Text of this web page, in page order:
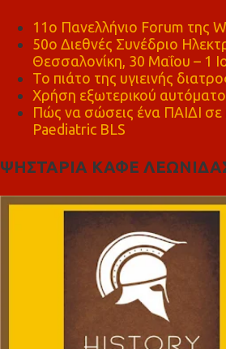
11ο Πανελλήνιο Forum της
50ο Διεθνές Συνέδριο
Θεσσαλονίκη, 30 Μαΐου – 1
Το πιάτο της υγιεινής
Χρήση εξωτερικού
Πώς να σώσεις ένα ΠΑΙΔΙ σε
Paediatric BLS
ΨΗΣΤΑΡΙΑ ΚΑΦΕ